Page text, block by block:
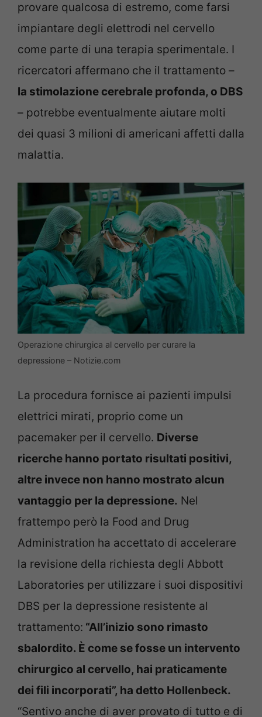
provare qualcosa di estremo, come farsi
impiantare degli elettrodi nel cervello
come parte di una terapia sperimentale. I
ricercatori affermano che il trattamento –
la stimolazione cerebrale profonda, o DBS
– potrebbe eventualmente aiutare molti
dei quasi 3 milioni di americani affetti dalla
malattia.
Operazione chirurgica al cervello per curare la
depressione – Notizie.com
La procedura fornisce ai pazienti impulsi
elettrici mirati, proprio come un
pacemaker per il cervello. Diverse
ricerche hanno portato risultati positivi,
altre invece non hanno mostrato alcun
vantaggio per la depressione. Nel
frattempo però la Food and Drug
Administration ha accettato di accelerare
la revisione della richiesta degli Abbott
Laboratories per utilizzare i suoi dispositivi
DBS per la depressione resistente al
trattamento: “All’inizio sono rimasto
sbalordito. È come se fosse un intervento
chirurgico al cervello, hai praticamente
dei fili incorporati”, ha detto Hollenbeck.
“Sentivo anche di aver provato di tutto e di